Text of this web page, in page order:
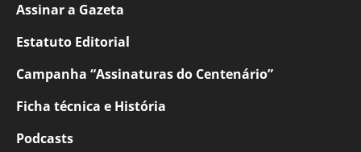
Assinar a Gazeta
Estatuto Editorial
Campanha “Assinaturas do Centenário”
Ficha técnica e História
Podcasts